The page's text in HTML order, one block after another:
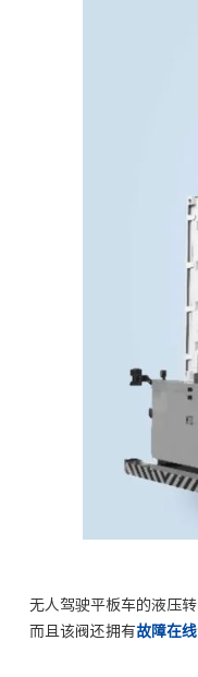
无人驾驶平板车的液压
而且该阀还拥有故障在